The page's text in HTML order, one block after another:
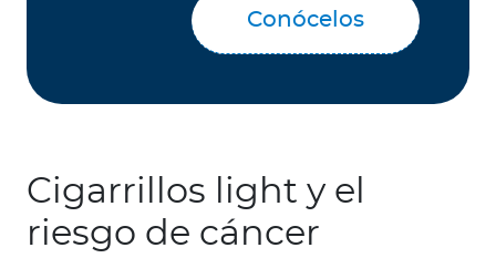
Conócelos
Cigarrillos light y el
riesgo de cáncer